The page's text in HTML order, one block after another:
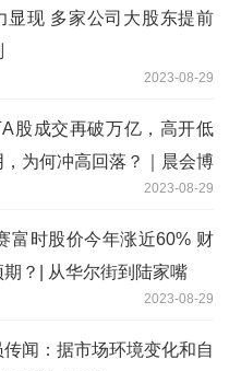
显现 多家公司大股东提前
2023-08-29
A股成交再破万亿，高开低
为何冲高回落？｜晨会博
2023-08-29
富时股价今年涨近60% 财
？| 从华尔街到陆家嘴
2023-08-29
闻：据市场环境变化和自